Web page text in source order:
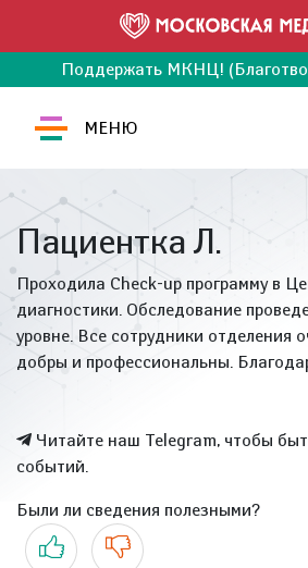
Поддержать МКНЦ!
МЕНЮ
Пациентка Л.
Проходила Check-up программу в
диагностики. Обследование
уровне. Все сотрудники отделения
добры и профессиональны.
Читайте наш Telegram, чтобы
событий.
Были ли сведения полезными?
Да Нет